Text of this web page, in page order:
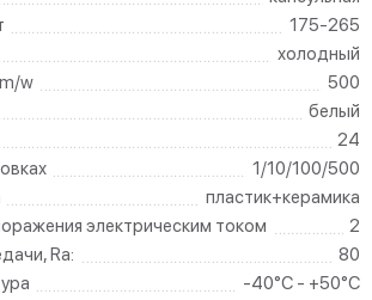
175-265
холодный
w
500
белый
24
1/10/100/500
пластик+керамика
электрическим током
2
Ra:
80
-40°C - +50°C